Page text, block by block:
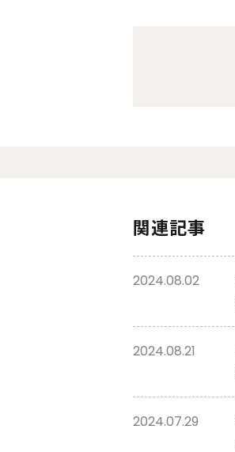
関連記事
2024.08.02
2024.08.21
2024.07.29